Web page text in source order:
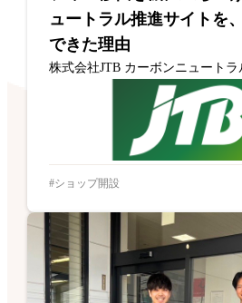
ュートラル推進サイトを
できた理由
株式会社JTB カーボンニュートラ
ショップ開設